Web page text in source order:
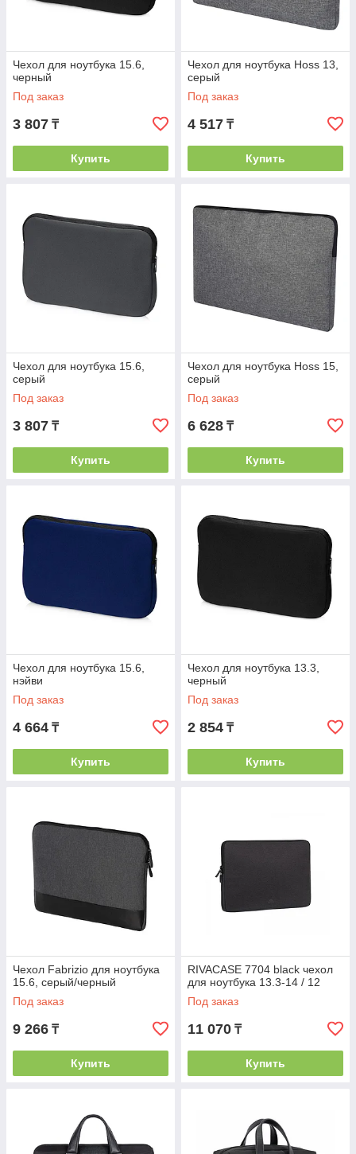
Чехол для ноутбука 15.6,
черный
Под заказ
3 807 ₸
Купить
Чехол для ноутбука Hoss 13,
серый
Под заказ
4 517 ₸
Купить
Чехол для ноутбука 15.6,
серый
Под заказ
3 807 ₸
Купить
Чехол для ноутбука Hoss 15,
серый
Под заказ
6 628 ₸
Купить
Чехол для ноутбука 15.6,
нэйви
Под заказ
4 664 ₸
Купить
Чехол для ноутбука 13.3,
черный
Под заказ
2 854 ₸
Купить
Чехол Fabrizio для ноутбука
15.6, серый/черный
Под заказ
9 266 ₸
Купить
RIVACASE 7704 black чехол
для ноутбука 13.3-14 / 12
Под заказ
11 070 ₸
Купить